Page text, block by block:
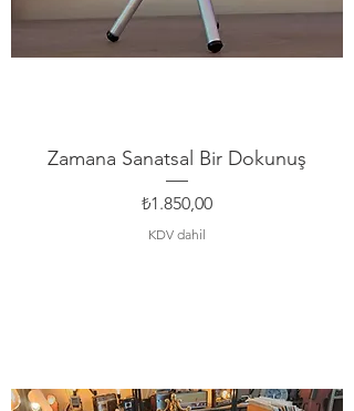
Zamana Sanatsal Bir Dokunuş
Fiyat
₺1.850,00
KDV dahil